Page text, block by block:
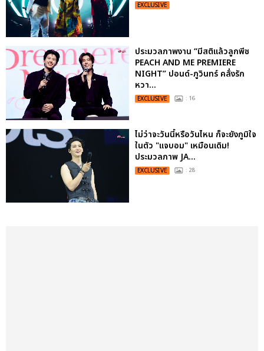
EXCLUSIVE
ประมวลภาพงาน “มีสติแล้วลูกพีช
PEACH AND ME PREMIERE
NIGHT” ปอนด์-ภูวินทร์ คลั่งรัก
หวา...
EXCLUSIVE : 16
ไม่ว่าจะวันนี้หรือวันไหน ก็จะยังภูมิใจ
ในตัว "แจบอม" เหมือนเดิม!
ประมวลภาพ JA...
EXCLUSIVE : 28